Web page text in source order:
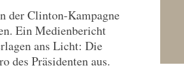
der Clinton-Kampagne
Ein Medienbericht
ans Licht: Die
des Präsidenten aus.